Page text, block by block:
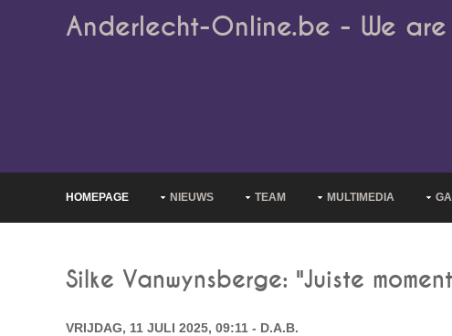
Anderlecht-Online.be - We are
HOMEPAGE NIEUWS TEAM MULTIMEDIA
Silke Vanwynsberge: "Juiste
VRIJDAG, 11 JULI 2025, 09:11 - D.A.B.